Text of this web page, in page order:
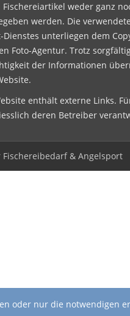
Fischereiartikel weder ganz
werden. Die
Dienstes unterliegen dem
Foto-Agentur. Trotz
der Informationen
enthält externe Links.
deren Betreiber
& Angelsport
oder nur die notwendigen